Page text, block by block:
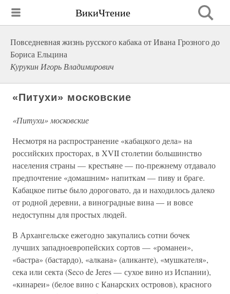
ВикиЧтение
Повседневная жизнь русского кабака от Ивана Грозного до
Бориса Ельцина
Курукин Игорь Владимирович
«Питухи» московские
«Питухи» московские
Несмотря на распространение «кабацкого дела» на
российских просторах, в XVII столетии большинство
населения страны — крестьяне — по-прежнему отдавало
предпочтение «домашним» напиткам — пиву и браге.
Кабацкое питье было дороговато, да и находилось далеко
от родной деревни, а виноградные вина — и вовсе
недоступны для простых людей.
В Архангельске ежегодно закупались сотни бочек
лучших западноевропейских сортов — «романеи»,
«бастра» (бастардо), «алкана» (аликанте), «мушкателя»,
сека или секта (Seco de Jeres — сухое вино из Испании),
«кинареи» (белое вино с Канарских островов), красного